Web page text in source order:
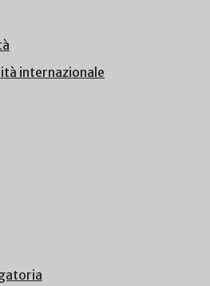
internazionale